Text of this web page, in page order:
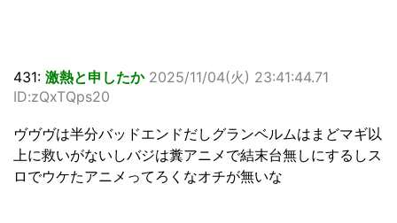
431: 激熱と申したか 2025/11/04(火) 23:41:44.71
ID:zQxTQps20
ヴヴヴは半分バッドエンドだしグランベルムはまどマギ以
上に救いがないしバジは糞アニメで結末台無しにするしス
ロでウケたアニメってろくなオチが無いな